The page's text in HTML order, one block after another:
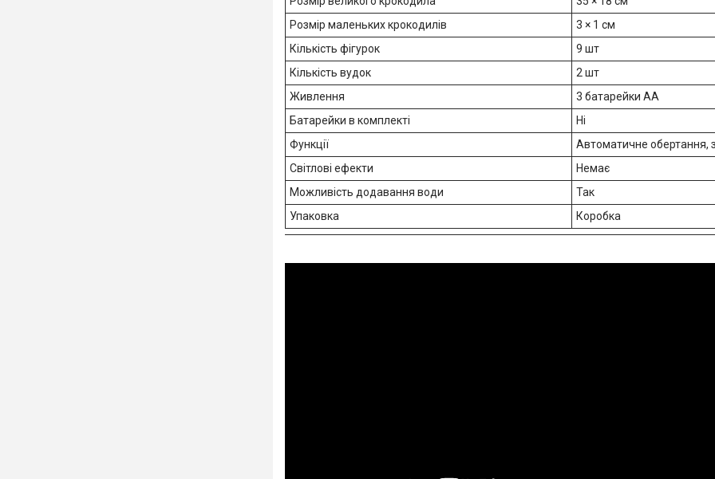
Розмір маленьких крокодилів
3 × 1 см
Кількість фігурок
9 шт
Кількість вудок
2 шт
Живлення
3 батарейки AA
Батарейки в комплекті
Ні
Функції
Автоматичне обертання,
Світлові ефекти
Немає
Можливість додавання води
Так
Упаковка
Коробка